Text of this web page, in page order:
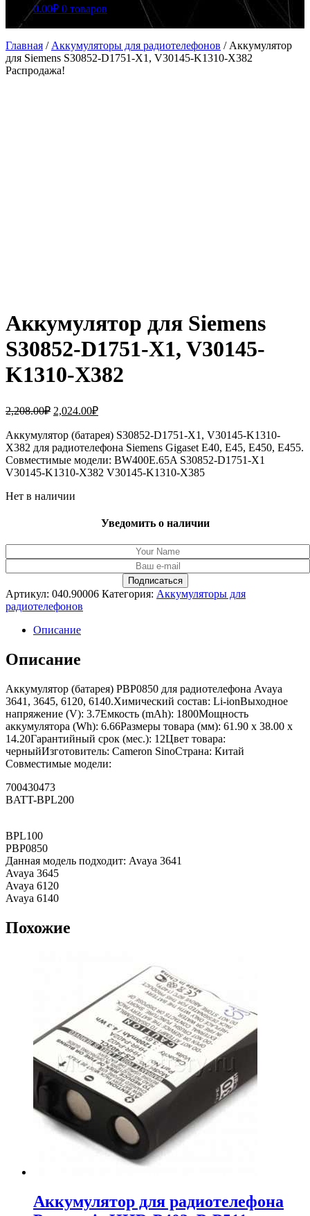
0.00₽ 0 товаров
Главная / Аккумуляторы для радиотелефонов / Аккумулятор
для Siemens S30852-D1751-X1, V30145-K1310-X382
Распродажа!
Аккумулятор для Siemens
S30852-D1751-X1, V30145-
K1310-X382
2,208.00₽ Первоначальная
составляла
2,208.00₽.
2,024.00₽Текущая
2,024.00₽.
Аккумулятор (батарея) S30852-D1751-X1, V30145-K1310-
X382 для радиотелефона Siemens Gigaset E40, E45, E450, E455.
Совместимые модели: BW400E.65A S30852-D1751-X1
V30145-K1310-X382 V30145-K1310-X385
Нет в наличии
Уведомить о наличии
Артикул: 040.90006 Категория: Аккумуляторы для
радиотелефонов
Описание
Описание
Аккумулятор (батарея) PBP0850 для радиотелефона Avaya
3641, 3645, 6120, 6140.Химический состав: Li-ionВыходное
напряжение (V): 3.7Емкость (mAh): 1800Мощность
аккумулятора (Wh): 6.66Размеры товара (мм): 61.90 x 38.00 x
14.20Гарантийный срок (мес.): 12Цвет товара:
черныйИзготовитель: Cameron SinoСтрана: Китай
Совместимые модели:
700430473
BATT-BPL200
BPL100
PBP0850
Данная модель подходит: Avaya 3641
Avaya 3645
Avaya 6120
Avaya 6140
Похожие
Аккумулятор для радиотелефона